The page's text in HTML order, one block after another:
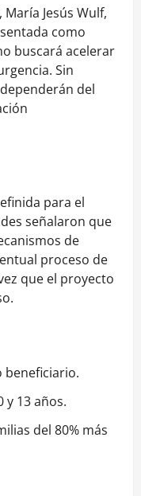
Jesús Wulf,
como
buscará acelerar
Sin
del
para el
señalaron que
de
proceso de
que el proyecto
beneficiario.
y 13 años.
del 80% más